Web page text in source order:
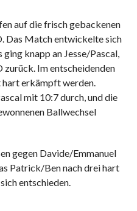
auf die frisch gebackenen
Das Match entwickelte sich
ging knapp an Jesse/Pascal,
Im entscheidenden
erkämpft werden.
mit 10:7 durch, und die
Ballwechsel
gegen Davide/Emmanuel
Patrick/Ben nach drei hart
entschieden.